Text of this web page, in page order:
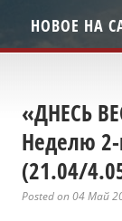
НОВОЕ НА
«ДНЕСЬ
Неделю
(21.04/
Posted on 04 Май